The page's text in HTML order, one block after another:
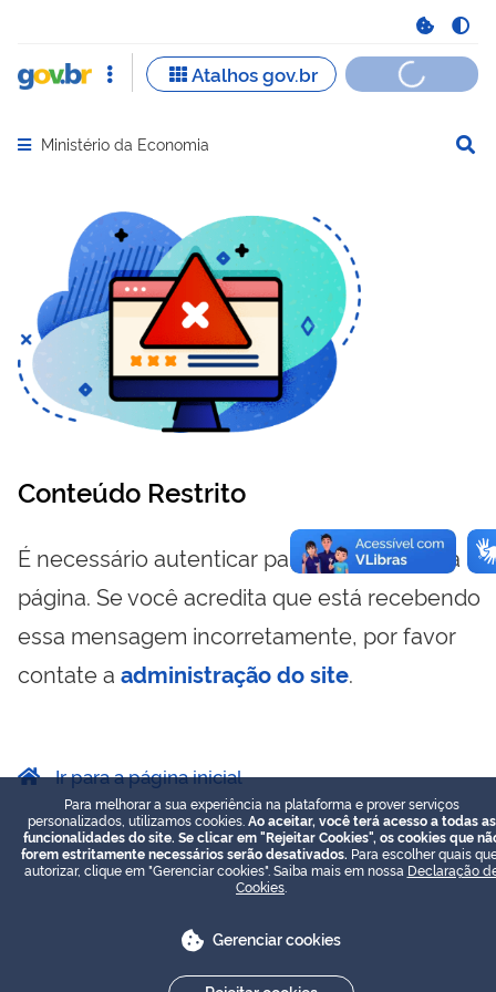
Abrir menu principal de navegação
Ministério da Economia
Conteúdo Restrito
É necessário autenticar para visualizar essa
página. Se você acredita que está recebendo
essa mensagem incorretamente, por favor
contate a administração do site.
Ir para a página inicial
Para melhorar a sua experiência na plataforma e prover serviços
personalizados, utilizamos cookies. Ao aceitar, você terá acesso a todas as
funcionalidades do site. Se clicar em "Rejeitar Cookies", os cookies que
forem estritamente necessários serão desativados. Para escolher quais
autorizar, clique em "Gerenciar cookies". Saiba mais em nossa Declaração
Cookies
Gerenciar cookies